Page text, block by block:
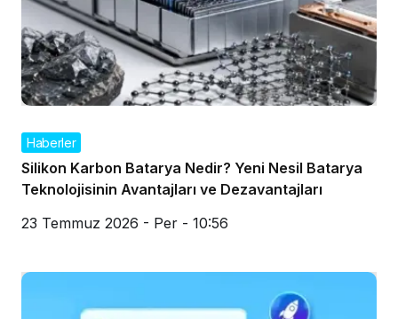
Haberler
Silikon Karbon Batarya Nedir? Yeni Nesil Batarya
Teknolojisinin Avantajları ve Dezavantajları
23 Temmuz 2026 - Per - 10:56